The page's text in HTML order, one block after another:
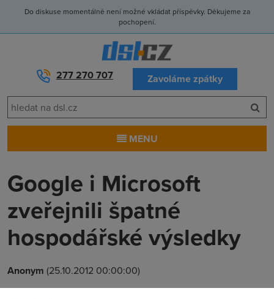
Do diskuse momentálně není možné vkládat příspěvky. Děkujeme za
pochopení.
277 270 707 Zavoláme zpátky
MENU
Google i Microsoft
zveřejnili špatné
hospodářské výsledky
Anonym (25.10.2012 00:00:00)
Obě společnosti, které jsou jinak nesmiřitelnými rivaly,